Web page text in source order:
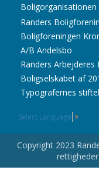
Randers
Boligforeningen
A/B Andelsbo
Randers
Boligselskabet af
Typografernes
Select Language ▼
Copyright 2023